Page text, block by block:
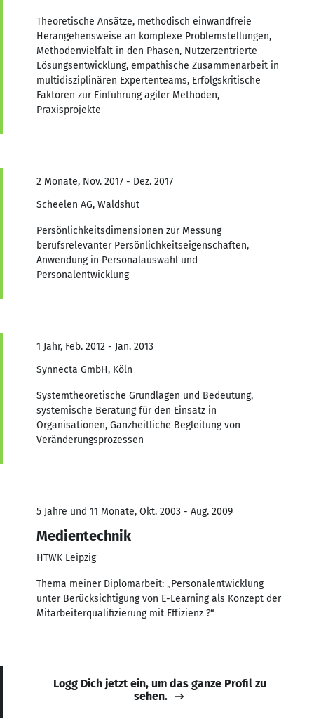
Theoretische Ansätze, methodisch einwandfreie
Herangehensweise an komplexe Problemstellungen,
Methodenvielfalt in den Phasen, Nutzerzentrierte
Lösungsentwicklung, empathische Zusammenarbeit in
multidisziplinären Expertenteams, Erfolgskritische
Faktoren zur Einführung agiler Methoden,
Praxisprojekte
2 Monate, Nov. 2017 - Dez. 2017
Scheelen AG, Waldshut
Persönlichkeitsdimensionen zur Messung
berufsrelevanter Persönlichkeitseigenschaften,
Anwendung in Personalauswahl und
Personalentwicklung
1 Jahr, Feb. 2012 - Jan. 2013
Synnecta GmbH, Köln
Systemtheoretische Grundlagen und Bedeutung,
systemische Beratung für den Einsatz in
Organisationen, Ganzheitliche Begleitung von
Veränderungsprozessen
5 Jahre und 11 Monate, Okt. 2003 - Aug. 2009
Medientechnik
HTWK Leipzig
Thema meiner Diplomarbeit: „Personalentwicklung
unter Berücksichtigung von E-Learning als Konzept der
Mitarbeiterqualifizierung mit Effizienz ?“
Logg Dich jetzt ein, um das ganze Profil zu
sehen.